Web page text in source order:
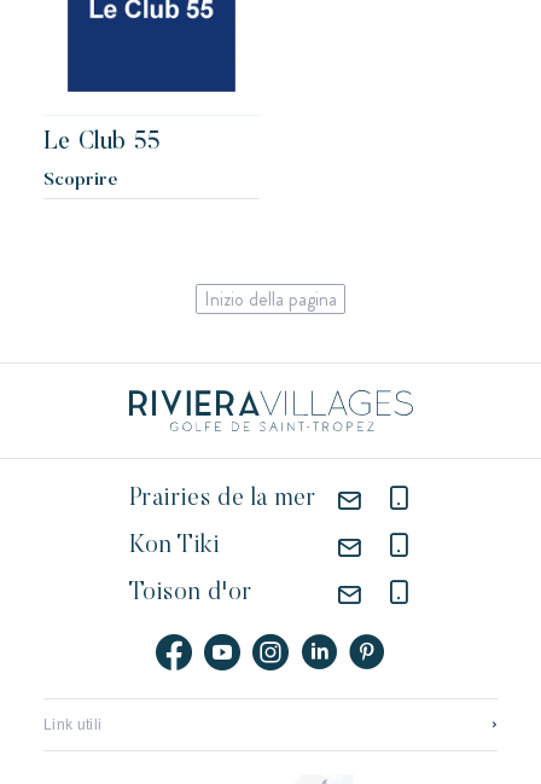
Le Club 55
Scoprire
Inizio della pagina
Prairies de la mer
Kon Tiki
Toison d'or
Link utili